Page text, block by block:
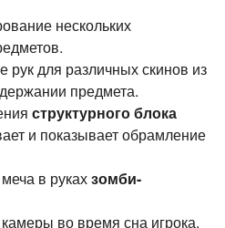
нескольких
для различных скинов из
предмета.
структурного блока
и показывает обрамление
в рукахзомби-
во время сна игрока.